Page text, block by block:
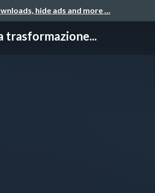
hide ads and more …
trasformazione...